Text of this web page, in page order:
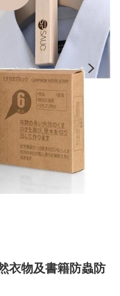
衣物及書籍防蟲防